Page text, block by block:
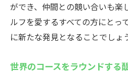
ができ、仲間との競い合いも楽
ルフを愛するすべての方にとっ
に新たな発見となることでしょ
世界のコースをラウンドする